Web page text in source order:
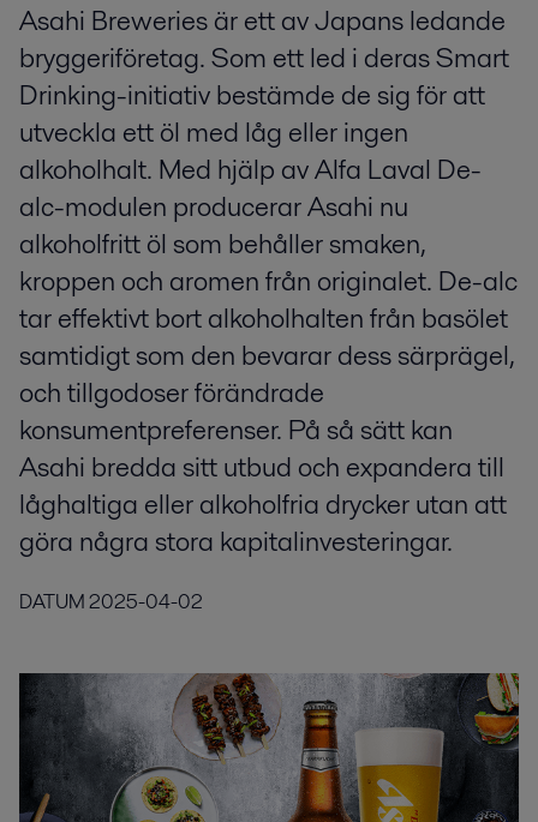
Asahi Breweries är ett av Japans ledande
bryggeriföretag. Som ett led i deras Smart
Drinking-initiativ bestämde de sig för att
utveckla ett öl med låg eller ingen
alkoholhalt. Med hjälp av Alfa Laval De-
alc-modulen producerar Asahi nu
alkoholfritt öl som behåller smaken,
kroppen och aromen från originalet. De-alc
tar effektivt bort alkoholhalten från basölet
samtidigt som den bevarar dess särprägel,
och tillgodoser förändrade
konsumentpreferenser. På så sätt kan
Asahi bredda sitt utbud och expandera till
låghaltiga eller alkoholfria drycker utan att
göra några stora kapitalinvesteringar.
DATUM2025-04-02